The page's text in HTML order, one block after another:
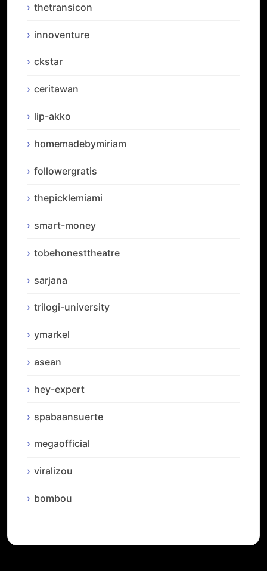
thetransicon
innoventure
ckstar
ceritawan
lip-akko
homemadebymiriam
followergratis
thepicklemiami
smart-money
tobehonesttheatre
sarjana
trilogi-university
ymarkel
asean
hey-expert
spabaansuerte
megaofficial
viralizou
bombou